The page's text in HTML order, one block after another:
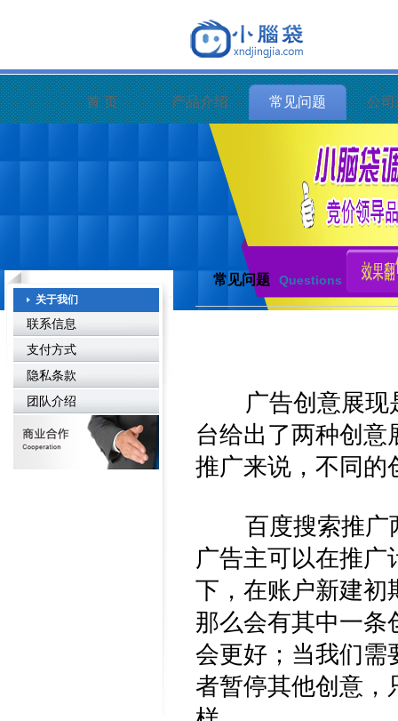
首 页 产品介绍 常见问题 公
关于我们
联系信息
支付方式
隐私条款
团队介绍
常见问题 Questions
广告创意展现是
台给出了两种创意
推广来说，不同的
百度搜索推广两
广告主可以在推广
下，在账户新建初
那么会有其中一条
会更好；当我们需
者暂停其他创意，